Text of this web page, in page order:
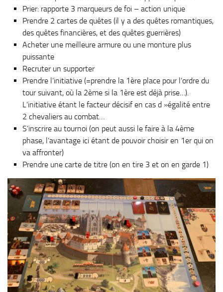
Prier: rapporte 3 marqueurs de foi – action unique
Prendre 2 cartes de quêtes (il y a des quêtes romantiques,
des quêtes financières, et des quêtes guerrières)
Acheter une meilleure armure ou une monture plus
puissante
Recruter un supporter
Prendre l’initiative (=prendre la 1ère place pour l’ordre du
tour suivant, où la 2ème si la 1ère est déjà prise…).
L’initiative étant le facteur décisif en cas d »égalité entre
2 chevaliers au combat…
S’inscrire au tournoi (on peut aussi le faire à la 4ème
phase, l’avantage ici étant de pouvoir choisir en 1er qui on
va affronter)
Prendre une carte de titre (on en tire 3 et on en garde 1)